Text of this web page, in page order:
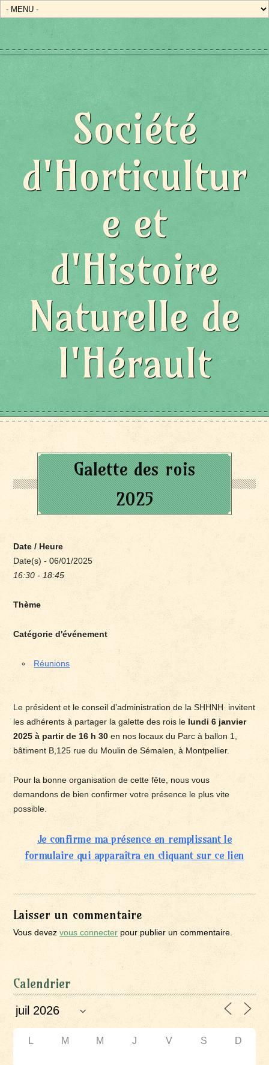
Société
d'Horticultur
e et
d'Histoire
Naturelle de
l'Hérault
Galette des rois
2025
Date / Heure
Date(s) - 06/01/2025
16:30 - 18:45
Thème
Catégorie d'événement
Réunions
Le président et le conseil d’administration de la SHHNH invitent
les adhérents à partager la galette des rois le lundi 6 janvier
2025 à partir de 16 h 30 en nos locaux du Parc à ballon 1,
bâtiment B,125 rue du Moulin de Sémalen, à Montpellier.
Pour la bonne organisation de cette fête, nous vous
demandons de bien confirmer votre présence le plus vite
possible.
Je confirme ma présence en remplissant le
formulaire qui apparaîtra en cliquant sur ce lien
Laisser un commentaire
Vous devezvous connecter pour publier un commentaire.
Calendrier
L M M J V S D